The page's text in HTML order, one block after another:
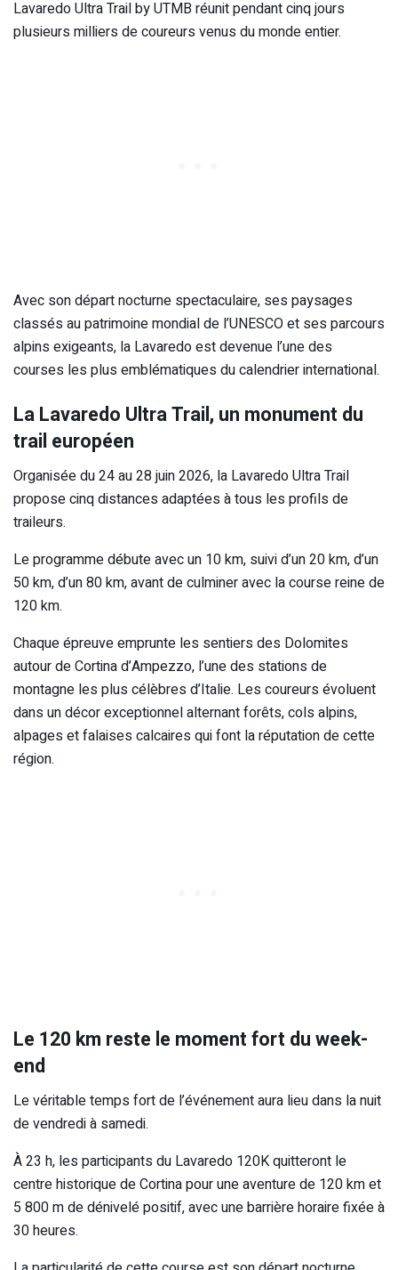
Lavaredo Ultra Trail by UTMB réunit pendant cinq jours
plusieurs milliers de coureurs venus du monde entier.
Avec son départ nocturne spectaculaire, ses paysages
classés au patrimoine mondial de l’UNESCO et ses parcours
alpins exigeants, la Lavaredo est devenue l’une des
courses les plus emblématiques du calendrier international.
La Lavaredo Ultra Trail, un monument du
trail européen
Organisée du 24 au 28 juin 2026, la Lavaredo Ultra Trail
propose cinq distances adaptées à tous les profils de
traileurs.
Le programme débute avec un 10 km, suivi d’un 20 km, d’un
50 km, d’un 80 km, avant de culminer avec la course reine de
120 km.
Chaque épreuve emprunte les sentiers des Dolomites
autour de Cortina d’Ampezzo, l’une des stations de
montagne les plus célèbres d’Italie. Les coureurs évoluent
dans un décor exceptionnel alternant forêts, cols alpins,
alpages et falaises calcaires qui font la réputation de cette
région.
Le 120 km reste le moment fort du week-
end
Le véritable temps fort de l’événement aura lieu dans la nuit
de vendredi à samedi.
À 23 h, les participants du Lavaredo 120K quitteront le
centre historique de Cortina pour une aventure de 120 km et
5 800 m de dénivelé positif, avec une barrière horaire fixée à
30 heures.